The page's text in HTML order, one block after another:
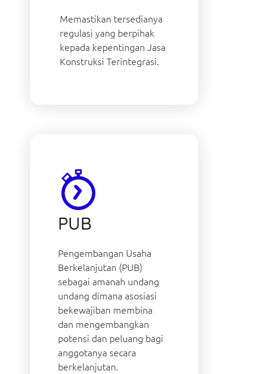
Memastikan tersedianya
regulasi yang berpihak
kepada kepentingan Jasa
Konstruksi Terintegrasi.
PUB
Pengembangan Usaha
Berkelanjutan (PUB)
sebagai amanah undang
undang dimana asosiasi
bekewajiban membina
dan mengembangkan
potensi dan peluang bagi
anggotanya secara
berkelanjutan.